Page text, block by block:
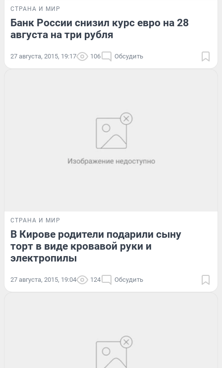
СТРАНА И МИР
Банк России снизил курс евро на 28
августа на три рубля
27 августа, 2015, 19:17 106 Обсудить
СТРАНА И МИР
В Кирове родители подарили сыну
торт в виде кровавой руки и
электропилы
27 августа, 2015, 19:04 124 Обсудить